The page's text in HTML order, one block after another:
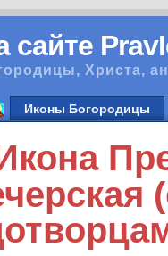
сайте
Христа,
Иконы Богородицы